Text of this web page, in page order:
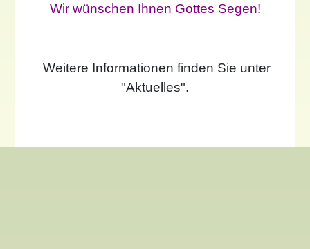
Wir wünschen Ihnen Gottes Segen!
Weitere Informationen finden Sie unter
"Aktuelles".